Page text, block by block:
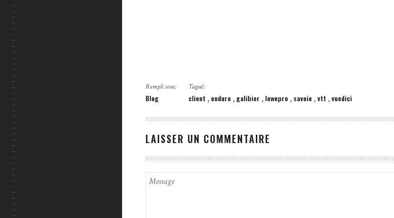
Rempli sous:
Blog
Tagué:
client enduro galibier lowepro savoie vtt vuedici
LAISSER UN COMMENTAIRE